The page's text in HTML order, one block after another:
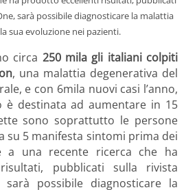
sarà possibile diagnosticare la malattia
sua evoluzione nei pazienti.
circa 250 mila gli italiani colpiti
, una malattia degenerativa del
e con 6mila nuovi casi l’anno,
è destinata ad aumentare in 15
sono soprattutto le persone
su 5 manifesta sintomi prima dei
a una recente ricerca che ha
pubblicati sulla rivista
sarà possibile diagnosticare la